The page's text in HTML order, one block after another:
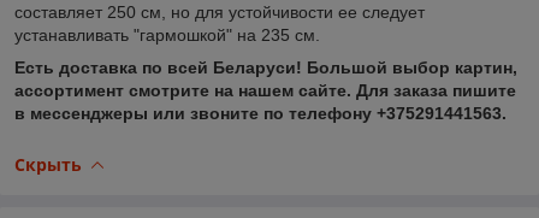
составляет 250 см, но для устойчивости ее следует
устанавливать "гармошкой" на 235 см.
Есть доставка по всей Беларуси! Большой выбор картин,
ассортимент смотрите на нашем сайте. Для заказа пишите
в мессенджеры или звоните по телефону +375291441563.
Скрыть